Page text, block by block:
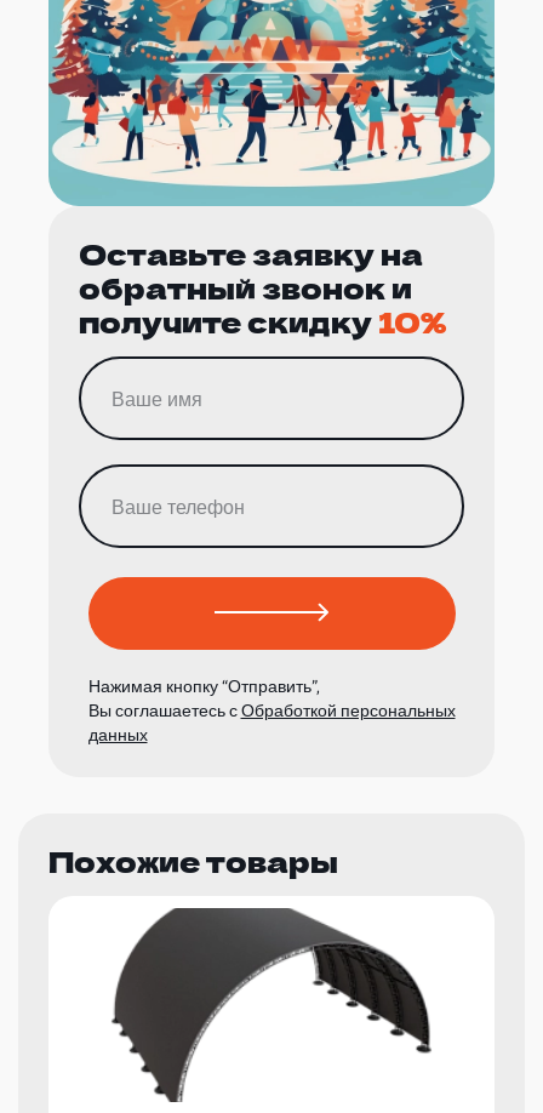
Оставьте заявку на
обратный звонок и
получите скидку10%
Нажимая кнопку “Отправить”,
Вы соглашаетесь сОбработкой персональных
данных
Похожие товары